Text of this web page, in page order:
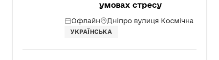
умовах стресу
Офлайн Дніпро вулиця Космічна
УКРАЇНСЬКА